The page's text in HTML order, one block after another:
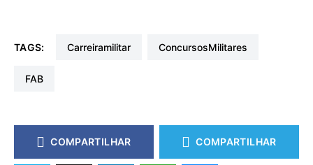
TAGS: carreiramilitar ConcursosMilitares
FAB
COMPARTILHAR COMPARTILHAR